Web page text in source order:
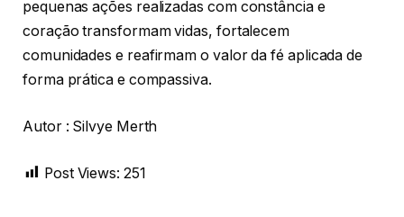
pequenas ações realizadas com constância e
coração transformam vidas, fortalecem
comunidades e reafirmam o valor da fé aplicada de
forma prática e compassiva.
Autor : Silvye Merth
Post Views: 251